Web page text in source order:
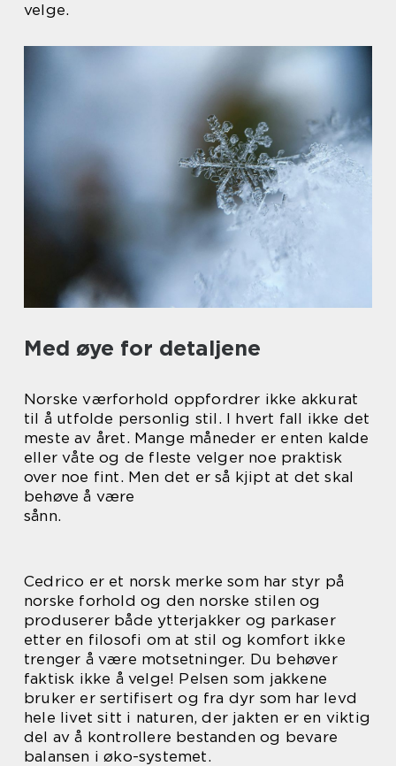
velge.
Med øye for detaljene
Norske værforhold oppfordrer ikke akkurat
til å utfolde personlig stil. I hvert fall ikke det
meste av året. Mange måneder er enten kalde
eller våte og de fleste velger noe praktisk
over noe fint. Men det er så kjipt at det skal
behøve å være
sånn.
Cedrico er et norsk merke som har styr på
norske forhold og den norske stilen og
produserer både ytterjakker og parkaser
etter en filosofi om at stil og komfort ikke
trenger å være motsetninger. Du behøver
faktisk ikke å velge! Pelsen som jakkene
bruker er sertifisert og fra dyr som har levd
hele livet sitt i naturen, der jakten er en viktig
del av å kontrollere bestanden og bevare
balansen i øko-systemet.